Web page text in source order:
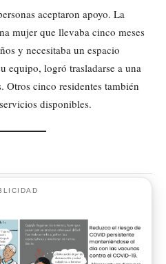
aceptaron apoyo. La
mujer que llevaba cinco meses
y necesitaba un espacio
equipo, logró trasladarse a una
Otros cinco residentes también
disponibles.